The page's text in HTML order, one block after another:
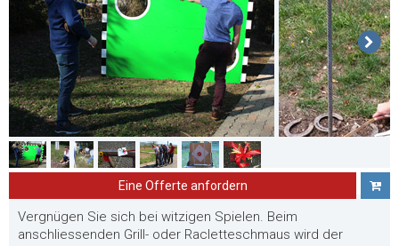
Eine Offerte anfordern
Vergnügen Sie sich bei witzigen Spielen. Beim
anschliessenden Grill- oder Racletteschmaus wird der